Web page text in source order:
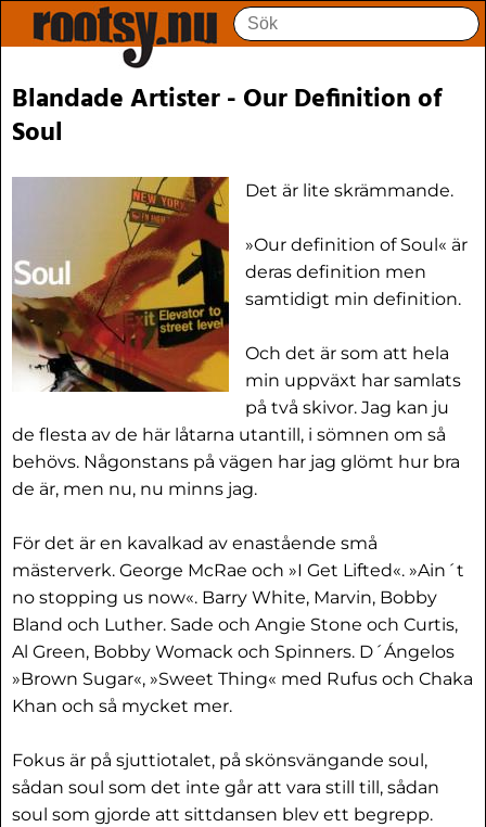
Blandade Artister - Our Definition of
Soul
Det är lite skrämmande.
»Our definition of Soul« är
deras definition men
samtidigt min definition.
Och det är som att hela
min uppväxt har samlats
på två skivor. Jag kan ju
de flesta av de här låtarna utantill, i sömnen om så
behövs. Någonstans på vägen har jag glömt hur bra
de är, men nu, nu minns jag.
För det är en kavalkad av enastående små
mästerverk. George McRae och »I Get Lifted«. »Ain´t
no stopping us now«. Barry White, Marvin, Bobby
Bland och Luther. Sade och Angie Stone och Curtis,
Al Green, Bobby Womack och Spinners. D´Ángelos
»Brown Sugar«, »Sweet Thing« med Rufus och Chaka
Khan och så mycket mer.
Fokus är på sjuttiotalet, på skönsvängande soul,
sådan soul som det inte går att vara still till, sådan
soul som gjorde att sittdansen blev ett begrepp.